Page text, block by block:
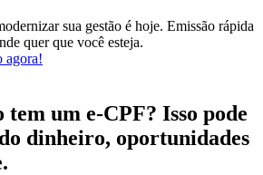
sua gestão é hoje. Emissão rápida
quer que você esteja.
agora!
tem um e-CPF? Isso pode
dinheiro, oportunidades